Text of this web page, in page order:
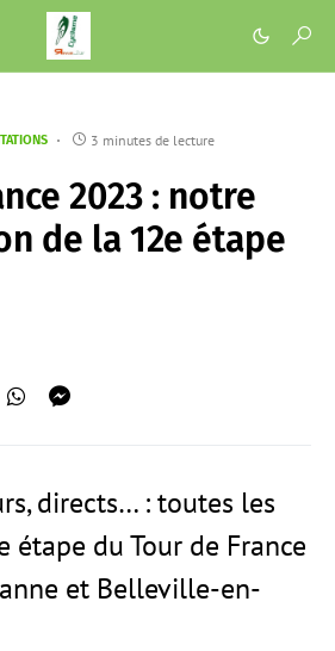
3 minutes de lecture
2023 : notre
de la 12e étape
directs… : toutes les
étape du Tour de France
et Belleville-en-